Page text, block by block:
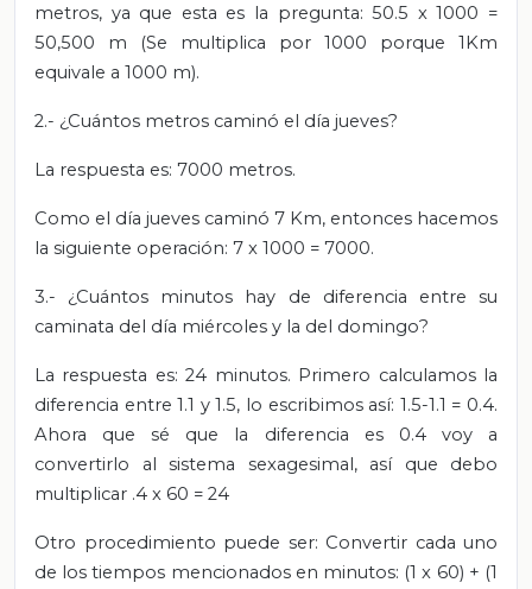
metros, ya que esta es la pregunta: 50.5 x 1000 =
50,500 m (Se multiplica por 1000 porque 1Km
equivale a 1000 m).
2.- ¿Cuántos metros caminó el día jueves?
La respuesta es: 7000 metros.
Como el día jueves caminó 7 Km, entonces hacemos
la siguiente operación: 7 x 1000 = 7000.
3.- ¿Cuántos minutos hay de diferencia entre su
caminata del día miércoles y la del domingo?
La respuesta es: 24 minutos. Primero calculamos la
diferencia entre 1.1 y 1.5, lo escribimos así: 1.5-1.1 = 0.4.
Ahora que sé que la diferencia es 0.4 voy a
convertirlo al sistema sexagesimal, así que debo
multiplicar .4 x 60 = 24
Otro procedimiento puede ser: Convertir cada uno
de los tiempos mencionados en minutos: (1 x 60) + (1